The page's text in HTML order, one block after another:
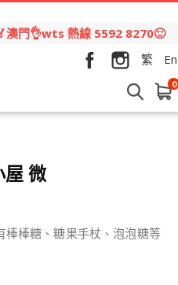
澳門👌wts 熱線 5592 8270🙂
繁
En
0
微
棒糖、糖果手杖、泡泡糖等